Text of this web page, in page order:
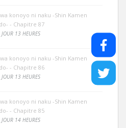
konoyo ni naku -Shin Kamen
- Chapitre 87
13 HEURES
konoyo ni naku -Shin Kamen
- Chapitre 86
13 HEURES
konoyo ni naku -Shin Kamen
- Chapitre 85
14 HEURES